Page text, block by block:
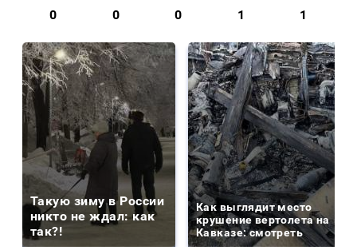
0 0 0 1 1
Такую зиму в России
никто не ждал: как
так?!
Как выглядит место
крушение вертолета на
Кавказе: смотреть